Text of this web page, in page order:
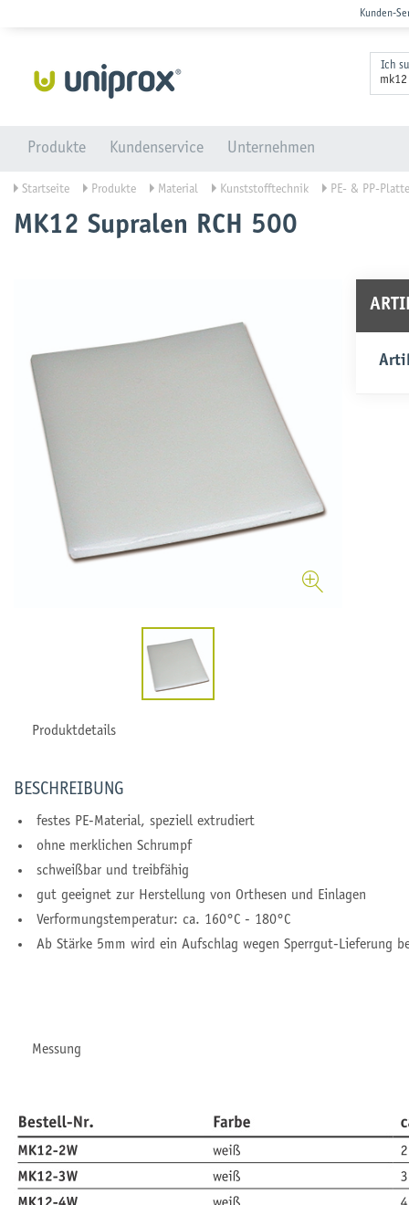
Kunden-
Ich
Produkte Kundenservice Unternehmen
Startseite Produkte Material Kunststofftechnik PE- & PP-
MK12 Supralen RCH 500
Produktdetails
BESCHREIBUNG
festes PE-Material, speziell extrudiert
ohne merklichen Schrumpf
schweißbar und treibfähig
gut geeignet zur Herstellung von Orthesen und Einlagen
Verformungstemperatur: ca. 160°C - 180°C
Ab Stärke 5mm wird ein Aufschlag wegen Sperrgut-Lieferung
Messung